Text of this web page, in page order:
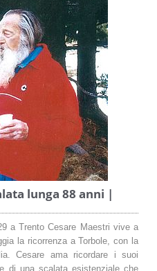
lunga 88 anni |
a Trento Cesare Maestri vive a
la ricorrenza a Torbole, con la
Cesare ama ricordare i suoi
di una scalata esistenziale che